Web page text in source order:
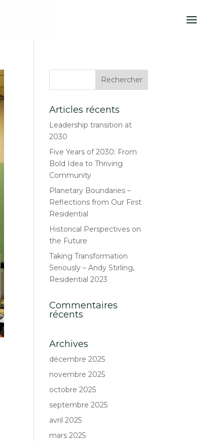
Articles récents
Leadership transition at
2030
Five Years of 2030: From
Bold Idea to Thriving
Community
Planetary Boundaries –
Reflections from Our First
Residential
Historical Perspectives on
the Future
Taking Transformation
Seriously – Andy Stirling,
Residential 2023
Commentaires
récents
Archives
décembre 2025
novembre 2025
octobre 2025
septembre 2025
avril 2025
mars 2025